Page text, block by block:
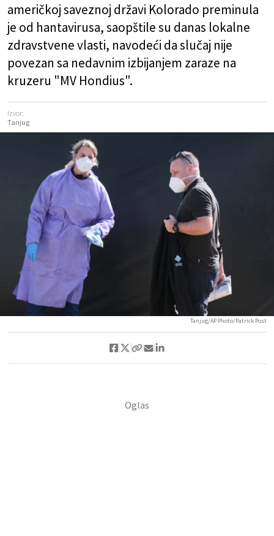
američkoj saveznoj državi Kolorado preminula
je od hantavirusa, saopštile su danas lokalne
zdravstvene vlasti, navodeći da slučaj nije
povezan sa nedavnim izbijanjem zaraze na
kruzeru "MV Hondius".
Izvor:
Tanjug
Tanjug/AP Photo/Patrick Post